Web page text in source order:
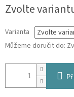
cena:
Zvolte
Varianta
Můžeme doručit do: